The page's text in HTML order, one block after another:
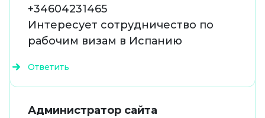
+34604231465
Интересует сотрудничество по
рабочим визам в Испанию
Ответить
Администратор сайта